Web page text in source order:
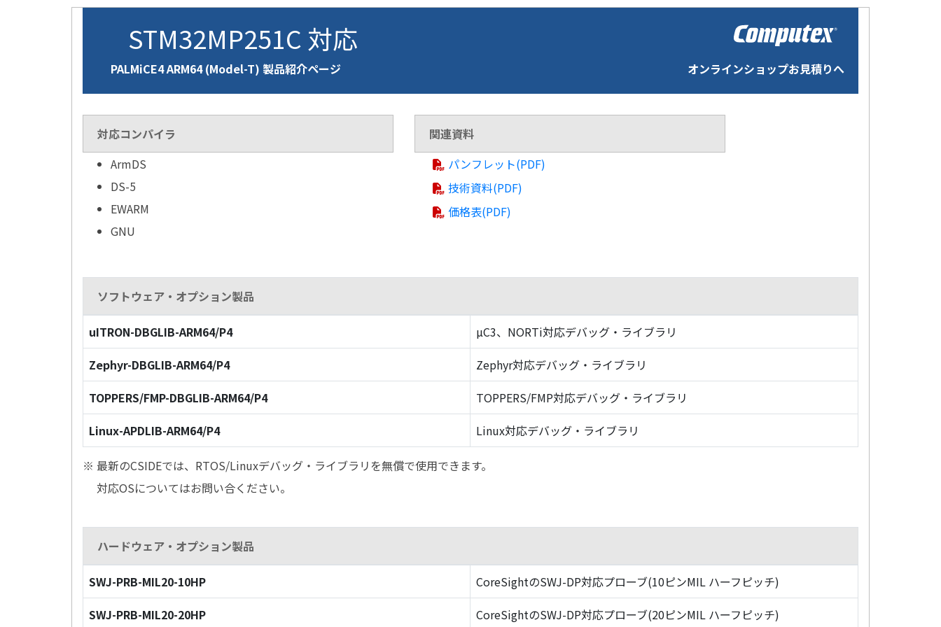
STM32MP251C 対応
PALMiCE4 ARM64 (Model-T) 製品紹介ページ オンラインショップお見積りへ
対応コンパイラ
ArmDS
DS-5
EWARM
GNU
関連資料
パンフレット(PDF)
技術資料(PDF)
価格表(PDF)
ソフトウェア・オプション製品
uITRON-DBGLIB-ARM64/P4
µC3、NORTi対応デバッグ・ライブラリ
Zephyr-DBGLIB-ARM64/P4
Zephyr対応デバッグ・ライブラリ
TOPPERS/FMP-DBGLIB-ARM64/P4
TOPPERS/FMP対応デバッグ・ライブラリ
Linux-APDLIB-ARM64/P4
Linux対応デバッグ・ライブラリ
※ 最新のCSIDEでは、RTOS/Linuxデバッグ・ライブラリを無償で使用できます。
対応OSについてはお問い合ください。
ハードウェア・オプション製品
SWJ-PRB-MIL20-10HP
CoreSightのSWJ-DP対応プローブ(10ピンMIL ハーフピッチ)
SWJ-PRB-MIL20-20HP
CoreSightのSWJ-DP対応プローブ(20ピンMIL ハーフピッチ)